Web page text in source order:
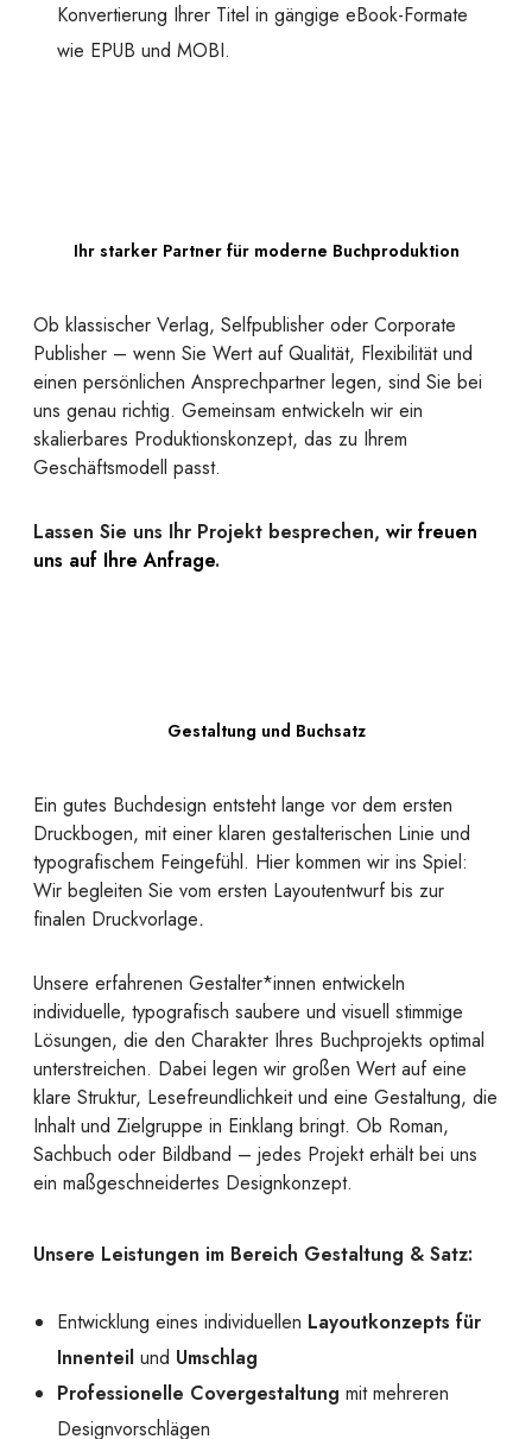
Konvertierung Ihrer Titel in gängige eBook-Formate
wie EPUB und MOBI.
Ihr starker Partner für moderne Buchproduktion
Ob klassischer Verlag, Selfpublisher oder Corporate
Publisher – wenn Sie Wert auf Qualität, Flexibilität und
einen persönlichen Ansprechpartner legen, sind Sie bei
uns genau richtig. Gemeinsam entwickeln wir ein
skalierbares Produktionskonzept, das zu Ihrem
Geschäftsmodell passt.
Lassen Sie uns Ihr Projekt besprechen, wir freuen
uns auf Ihre Anfrage.
Gestaltung und Buchsatz
Ein gutes Buchdesign entsteht lange vor dem ersten
Druckbogen, mit einer klaren gestalterischen Linie und
typografischem Feingefühl. Hier kommen wir ins Spiel:
Wir begleiten Sie vom ersten Layoutentwurf bis zur
finalen Druckvorlage.
Unsere erfahrenen Gestalter*innen entwickeln
individuelle, typografisch saubere und visuell stimmige
Lösungen, die den Charakter Ihres Buchprojekts optimal
unterstreichen. Dabei legen wir großen Wert auf eine
klare Struktur, Lesefreundlichkeit und eine Gestaltung, die
Inhalt und Zielgruppe in Einklang bringt. Ob Roman,
Sachbuch oder Bildband – jedes Projekt erhält bei uns
ein maßgeschneidertes Designkonzept.
Unsere Leistungen im Bereich Gestaltung & Satz:
Entwicklung eines individuellen Layoutkonzepts für
Innenteil und Umschlag
Professionelle Covergestaltung mit mehreren
Designvorschlägen